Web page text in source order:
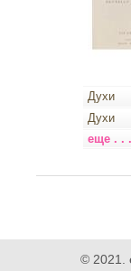
Духи
Духи
еще . . .
© 2021.